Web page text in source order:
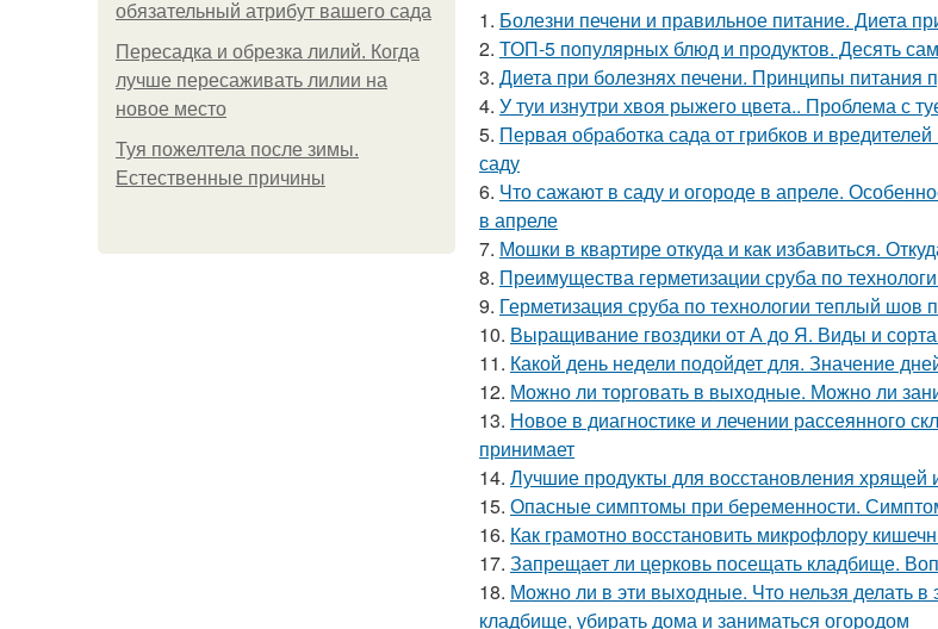
обязательный атрибут вашего сада
Пересадка и обрезка лилий. Когда
лучше пересаживать лилии на
новое место
Туя пожелтела после зимы.
Естественные причины
1. Болезни печени и правильное питание. Диета
2. ТОП-5 популярных блюд и продуктов. Десять
3. Диета при болезнях печени. Принципы питания
4. У туи изнутри хвоя рыжего цвета.. Проблема с
5. Первая обработка сада от грибков и
саду
6. Что сажают в саду и огороде в апреле.
в апреле
7. Мошки в квартире откуда и как избавиться.
8. Преимущества герметизации сруба по
9. Герметизация сруба по технологии теплый шов
10. Выращивание гвоздики от А до Я. Виды и сорта
11. Какой день недели подойдет для. Значение
12. Можно ли торговать в выходные. Можно ли
13. Новое в диагностике и лечении рассеянного
принимает
14. Лучшие продукты для восстановления хрящей
15. Опасные симптомы при беременности.
16. Как грамотно восстановить микрофлору
17. Запрещает ли церковь посещать кладбище.
18. Можно ли в эти выходные. Что нельзя делать
кладбище, убирать дома и заниматься огородом